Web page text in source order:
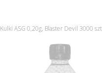
Kulki ASG 0,20g, Blaster Devil 3000